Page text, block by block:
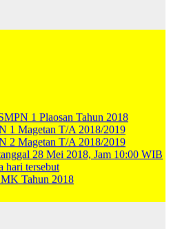
1 Magetan T/A 2018/2019
2 Magetan T/A 2018/2019
28 Mei 2018, Jam 10:00 WIB
hari tersebut
Tahun 2018